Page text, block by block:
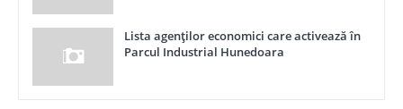
Lista agenţilor economici care activează în
Parcul Industrial Hunedoara